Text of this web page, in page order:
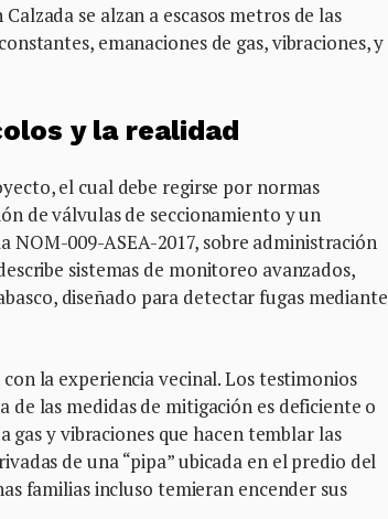
se alzan a escasos metros de las
emanaciones de gas, vibraciones, y
y la realidad
el cual debe regirse por normas
de válvulas de seccionamiento y un
009-ASEA-2017, sobre administración
sistemas de monitoreo avanzados,
diseñado para detectar fugas mediante
la experiencia vecinal. Los testimonios
las medidas de mitigación es deficiente o
y vibraciones que hacen temblar las
de una “pipa” ubicada en el predio del
familias incluso temieran encender sus